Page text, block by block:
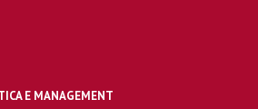
E MANAGEMENT